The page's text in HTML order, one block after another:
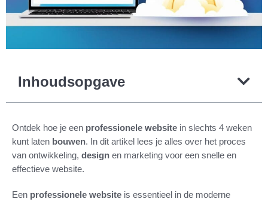
Inhoudsopgave
Ontdek hoe je een professionele website in slechts 4 weken
kunt laten bouwen. In dit artikel lees je alles over het proces
van ontwikkeling, design en marketing voor een snelle en
effectieve website.
Een professionele website is essentieel in de moderne